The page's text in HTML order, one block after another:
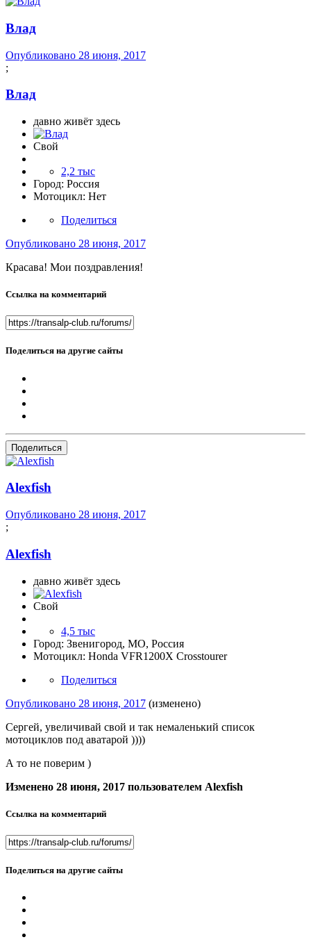
Влад
Опубликовано 28 июня, 2017
;
Влад
давно живёт здесь
Свой
2,2 тыс
Город: Россия
Мотоцикл: Нет
Поделиться
Опубликовано 28 июня, 2017
Красава! Мои поздравления!
Ссылка на комментарий
Поделиться на другие сайты
Поделиться
Alexfish
Опубликовано 28 июня, 2017
;
Alexfish
давно живёт здесь
Свой
4,5 тыс
Город: Звенигород, МО, Россия
Мотоцикл: Honda VFR1200X Crosstourer
Поделиться
Опубликовано 28 июня, 2017 (изменено)
Сергей, увеличивай свой и так немаленький список
мотоциклов под аватарой ))))
А то не поверим )
Изменено 28 июня, 2017 пользователем Alexfish
Ссылка на комментарий
Поделиться на другие сайты